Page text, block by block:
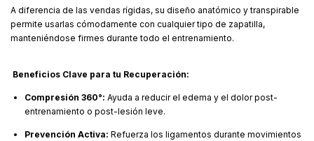
A diferencia de las vendas rígidas, su diseño anatómico y transpirable
permite usarlas cómodamente con cualquier tipo de zapatilla,
manteniéndose firmes durante todo el entrenamiento.
Beneficios Clave para tu Recuperación:
Compresión 360°: Ayuda a reducir el edema y el dolor post-
entrenamiento o post-lesión leve.
Prevención Activa: Refuerza los ligamentos durante movimientos